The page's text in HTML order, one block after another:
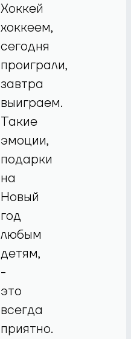
Хоккей
хоккеем,
сегодня
проиграли,
завтра
выиграем.
Такие
эмоции,
подарки
на
Новый
год
любым
детям,
-
это
всегда
приятно.